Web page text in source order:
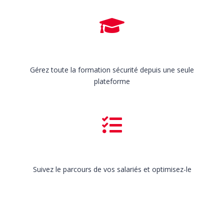
Gérez toute la formation sécurité depuis une seule
plateforme
Suivez le parcours de vos salariés et optimisez-le